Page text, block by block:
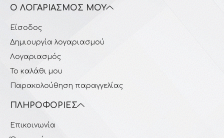
Ο ΛΟΓΑΡΙΑΣΜΌΣ ΜΟΥ
Είσοδος
Δημιουργία λογαριασμού
Λογαριασμός
Το καλάθι μου
Παρακολούθηση παραγγελίας
ΠΛΗΡΟΦΟΡΊΕΣ
Επικοινωνία